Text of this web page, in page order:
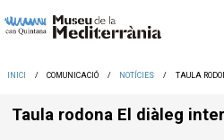
INICI COMUNICACIÓ NOTÍCIES TAULA
Taula rodona El diàleg